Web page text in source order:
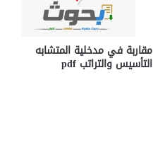
مقاربة في مدخلية المتشابه
التأسيس والتراتب pdf